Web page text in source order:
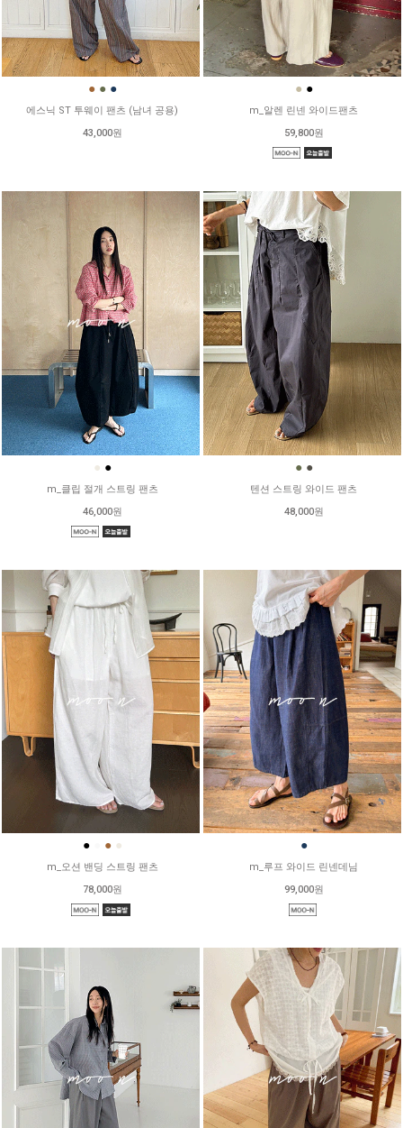
● ● ●
에스닉 ST 투웨이 팬츠 (남녀 공용)
43,000원
● ●
m_알렌 린넨 와이드팬츠
59,800원
● ●
m_클립 절개 스트링 팬츠
46,000원
● ●
텐션 스트링 와이드 팬츠
48,000원
● ● ●
m_오션 밴딩 스트링 팬츠
78,000원
●
m_루프 와이드 린넨데님
99,000원